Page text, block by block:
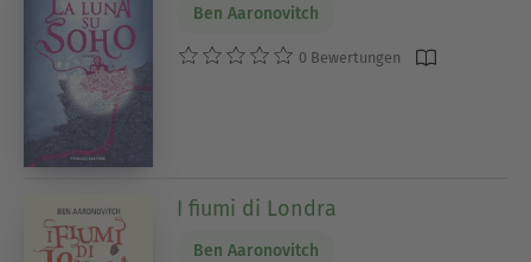
Ben Aaronovitch
0 Bewertungen
I fiumi di Londra
Ben Aaronovitch